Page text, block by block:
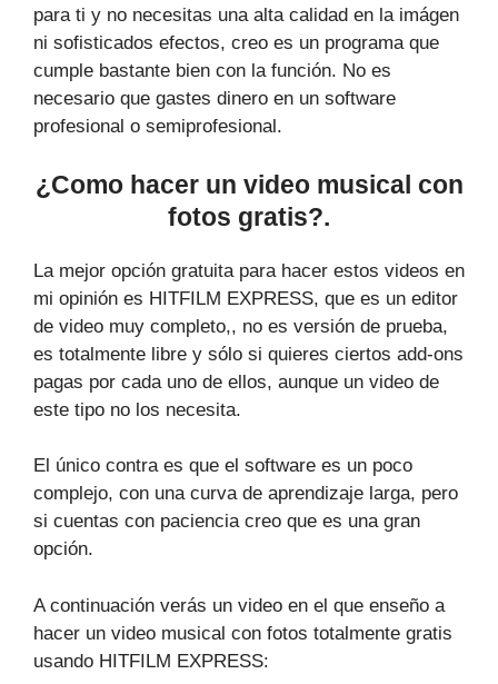
para ti y no necesitas una alta calidad en la imágen
ni sofisticados efectos, creo es un programa que
cumple bastante bien con la función. No es
necesario que gastes dinero en un software
profesional o semiprofesional.
¿Como hacer un video musical con
fotos gratis?.
La mejor opción gratuita para hacer estos videos en
mi opinión es HITFILM EXPRESS, que es un editor
de video muy completo,, no es versión de prueba,
es totalmente libre y sólo si quieres ciertos add-ons
pagas por cada uno de ellos, aunque un video de
este tipo no los necesita.
El único contra es que el software es un poco
complejo, con una curva de aprendizaje larga, pero
si cuentas con paciencia creo que es una gran
opción.
A continuación verás un video en el que enseño a
hacer un video musical con fotos totalmente gratis
usando HITFILM EXPRESS: